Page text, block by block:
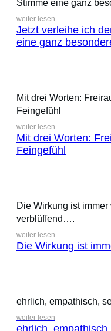
Stimme eine ganz
weiter lesen
Jetzt verleihe ich
eine ganz
Mit drei Worten:
Feingefühl
weiter lesen
Mit drei Worten:
Feingefühl
Die Wirkung ist immer
verblüffend….
weiter lesen
Die Wirkung ist
ehrlich, empathisch,
weiter lesen
ehrlich,